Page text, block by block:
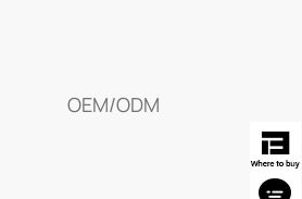
OEM/ODM